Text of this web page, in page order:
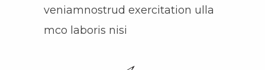
veniamnostrud exercitation ulla
mco laboris nisi